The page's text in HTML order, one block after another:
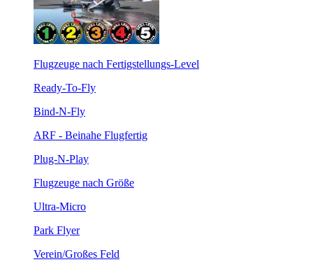
Flugzeuge nach Fertigstellungs-Level
Ready-To-Fly
Bind-N-Fly
ARF - Beinahe Flugfertig
Plug-N-Play
Flugzeuge nach Größe
Ultra-Micro
Park Flyer
Verein/Großes Feld